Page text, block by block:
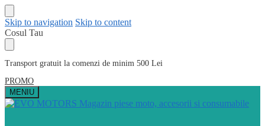
Skip to navigation Skip to content
Cosul Tau
Transport gratuit la comenzi de minim 500 Lei
PROMO
MENIU